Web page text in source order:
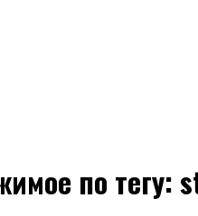
по тегу: